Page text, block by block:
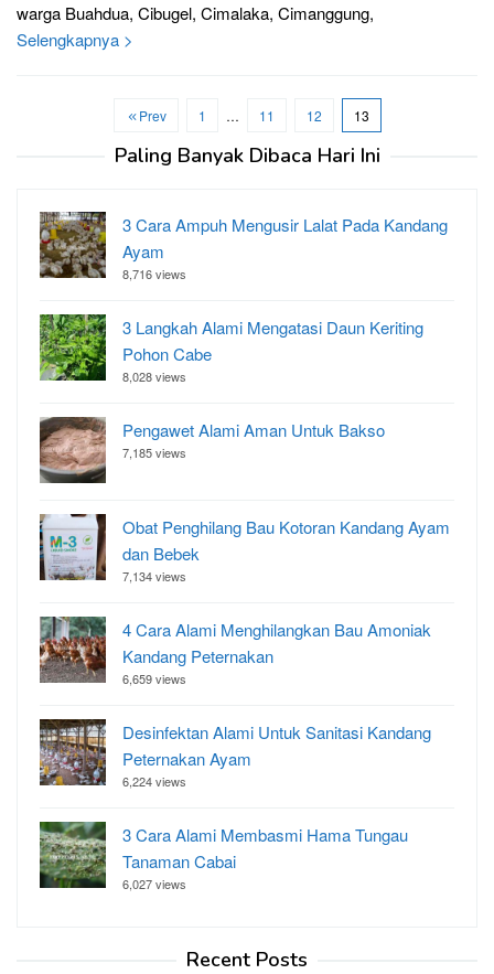
warga Buahdua, Cibugel, Cimalaka, Cimanggung,
Selengkapnya >
Prev 1 … 11 12 13
Paling Banyak Dibaca Hari Ini
3 Cara Ampuh Mengusir Lalat Pada Kandang
Ayam
8,716 views
3 Langkah Alami Mengatasi Daun Keriting
Pohon Cabe
8,028 views
Pengawet Alami Aman Untuk Bakso
7,185 views
Obat Penghilang Bau Kotoran Kandang Ayam
dan Bebek
7,134 views
4 Cara Alami Menghilangkan Bau Amoniak
Kandang Peternakan
6,659 views
Desinfektan Alami Untuk Sanitasi Kandang
Peternakan Ayam
6,224 views
3 Cara Alami Membasmi Hama Tungau
Tanaman Cabai
6,027 views
Recent Posts